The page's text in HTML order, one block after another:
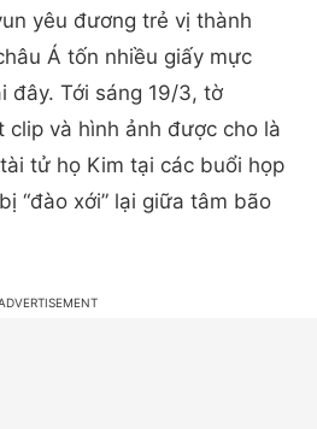
yêu đương trẻ vị thành
Á tốn nhiều giấy mực
đây. Tới sáng 19/3, tờ
clip và hình ảnh được cho là
tử họ Kim tại các buổi họp
“đào xới” lại giữa tâm bão